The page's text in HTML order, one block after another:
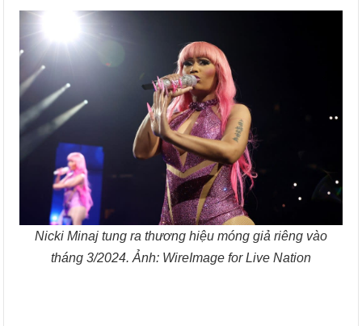
Nicki Minaj tung ra thương hiệu móng giả riêng vào
tháng 3/2024. Ảnh: WireImage for Live Nation